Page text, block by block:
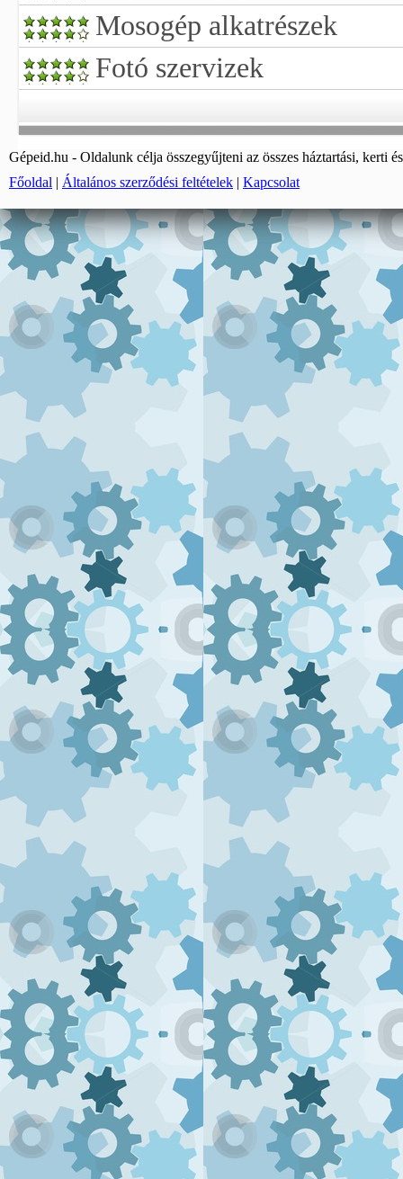
Mosogép alkatrészek
Fotó szervizek
Gépeid.hu - Oldalunk célja összegyűjteni az összes háztartási, kerti
Főoldal | Általános szerződési feltételek | Kapcsolat